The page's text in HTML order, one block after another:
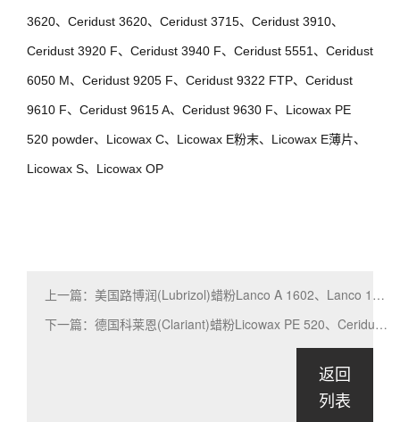
3620、Ceridust 3620、Ceridust 3715、Ceridust 3910、
Ceridust 3920 F、Ceridust 3940 F、Ceridust 5551、Ceridust
6050 M、Ceridust 9205 F、Ceridust 9322 FTP、Ceridust
9610 F、Ceridust 9615 A、Ceridust 9630 F、Licowax PE
520 powder、Licowax C、Licowax E粉末、Licowax E薄片、
Licowax S、Licowax OP
上一篇：美国路博润(Lubrizol)蜡粉Lanco A 1602、Lanco 1380 SF系列型号应用介绍下篇
下一篇：德国科莱恩(Clariant)蜡粉Licowax PE 520、Ceridust 3610系列型号详细介绍下
返回
列表